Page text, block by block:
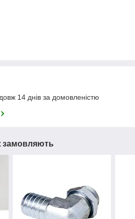
14 днів за домовленістю
замовляють